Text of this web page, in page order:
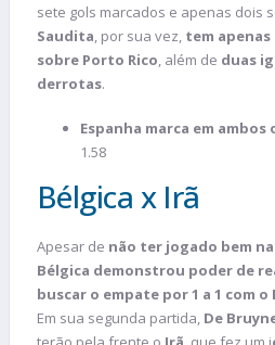
sete gols marcados e apenas dois
Saudita, por sua vez, tem apenas
sobre Porto Rico, além de duas
derrotas.
Espanha marca em ambos
1.58
Bélgica x Irã
Apesar de não ter jogado bem
Bélgica demonstrou poder de
buscar o empate por 1 a 1 com o
Em sua segunda partida, De